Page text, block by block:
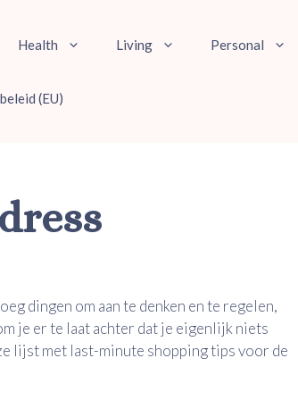
Health Living Personal
(EU)
dingen om aan te denken en te regelen,
je er te laat achter dat je eigenlijk niets
lijst met last-minute shopping tips voor de